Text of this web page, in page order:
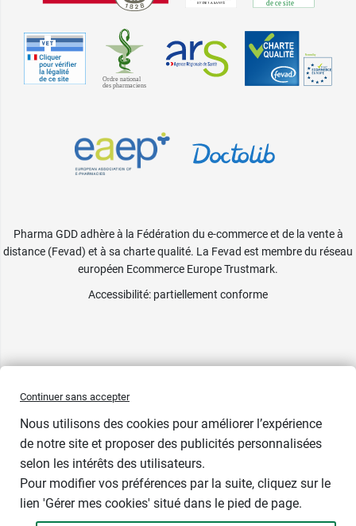
Pharma GDD adhère à la Fédération du e-commerce et de la vente à
distance (Fevad) et à sa charte qualité. La Fevad est membre du réseau
européen Ecommerce Europe Trustmark.
Accessibilité: partiellement conforme
Continuer sans accepter
Nous utilisons des cookies pour améliorer l’expérience
de notre site et proposer des publicités personnalisées
selon les intérêts des utilisateurs.
Pour modifier vos préférences par la suite, cliquez sur le
lien 'Gérer mes cookies' situé dans le pied de page.